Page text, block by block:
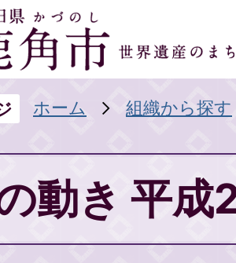
ホーム 組織から探す
動き 平成